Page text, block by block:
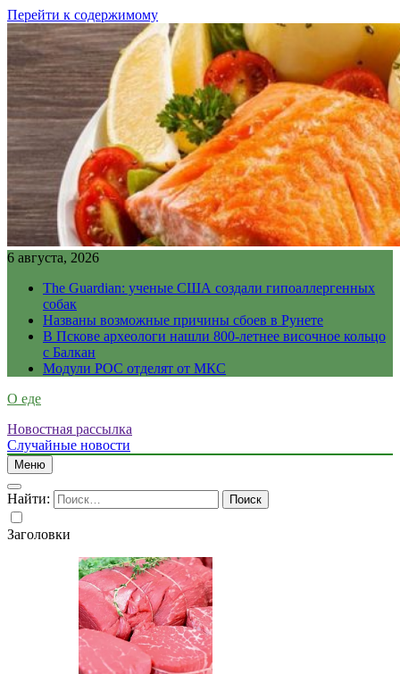
Перейти к содержимому
6 августа, 2026
The Guardian: ученые США создали гипоаллергенных
собак
Названы возможные причины сбоев в Рунете
В Пскове археологи нашли 800-летнее височное кольцо
с Балкан
Модули РОС отделят от МКС
О еде
Новостная рассылка
Случайные новости
Меню
Найти:
Заголовки